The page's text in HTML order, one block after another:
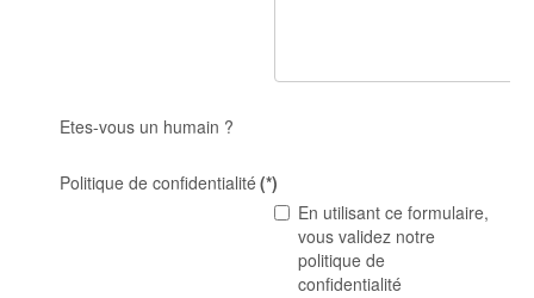
Etes-vous un humain ?
Politique de confidentialité(*)
En utilisant ce formulaire,
vous validez notre
politique de
confidentialité